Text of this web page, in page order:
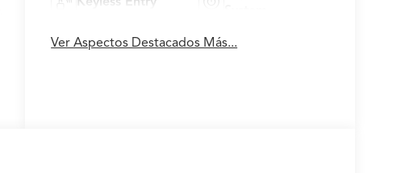
Ver Aspectos Destacados Más...